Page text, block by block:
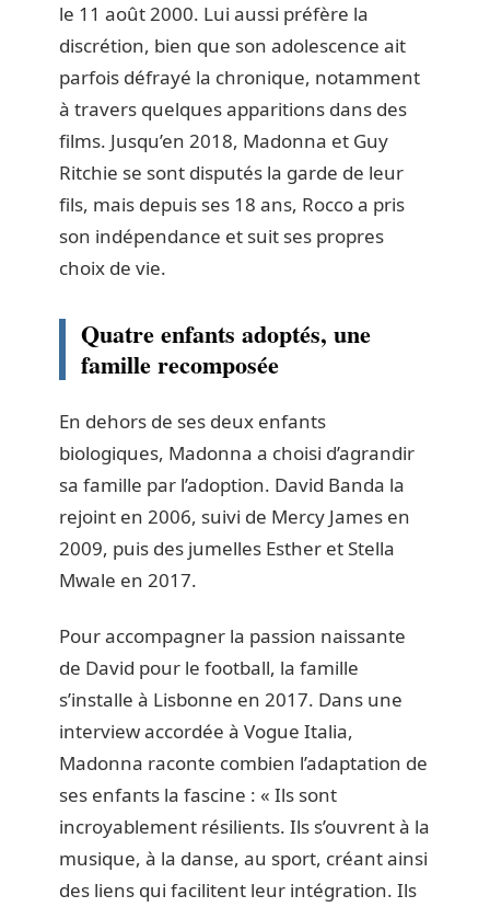
le 11 août 2000. Lui aussi préfère la
discrétion, bien que son adolescence ait
parfois défrayé la chronique, notamment
à travers quelques apparitions dans des
films. Jusqu’en 2018, Madonna et Guy
Ritchie se sont disputés la garde de leur
fils, mais depuis ses 18 ans, Rocco a pris
son indépendance et suit ses propres
choix de vie.
Quatre enfants adoptés, une
famille recomposée
En dehors de ses deux enfants
biologiques, Madonna a choisi d’agrandir
sa famille par l’adoption. David Banda la
rejoint en 2006, suivi de Mercy James en
2009, puis des jumelles Esther et Stella
Mwale en 2017.
Pour accompagner la passion naissante
de David pour le football, la famille
s’installe à Lisbonne en 2017. Dans une
interview accordée à Vogue Italia,
Madonna raconte combien l’adaptation de
ses enfants la fascine : « Ils sont
incroyablement résilients. Ils s’ouvrent à la
musique, à la danse, au sport, créant ainsi
des liens qui facilitent leur intégration. Ils